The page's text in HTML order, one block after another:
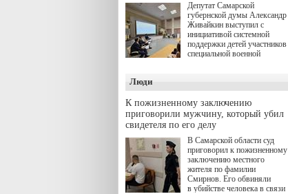
Депутат Самарской
губернской думы Александр
Живайкин выступил с
инициативой системной
поддержки детей участников
специальной военной
"Помощь фронту и семьям
участников СВО", которая
прошла в Отрадном 7
августа.
Люди
К пожизненному заключению
приговорили мужчину, который убил
свидетеля по его делу
В Самарской области суд
приговорил к пожизненному
заключению местного
жителя по фамилии
Смирнов. Его обвиняли
в убийстве человека в связи